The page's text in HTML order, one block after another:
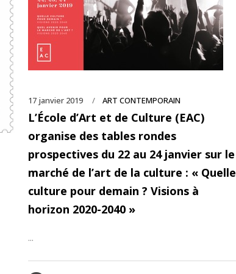
17 janvier 2019 ART CONTEMPORAIN
L’École d’Art et de Culture (EAC)
organise des tables rondes
prospectives du 22 au 24 janvier sur le
marché de l’art de la culture : « Quelle
culture pour demain ? Visions à
horizon 2020-2040 »
...